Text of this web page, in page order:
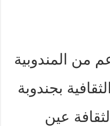
من المندوبية
بجندوبة
عين